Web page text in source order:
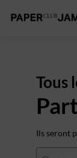
Tous
Ils seront